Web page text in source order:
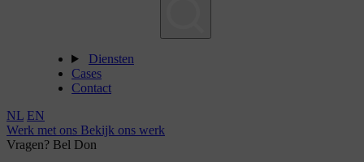
Diensten
Cases
Contact
NL EN
Werk met ons Bekijk ons werk
Vragen? Bel Don